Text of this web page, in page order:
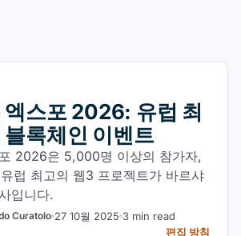
엑스포 2026: 유럽 최
블록체인 이벤트
2026은 5,000명 이상의 참가자,
럽 최고의 웹3 프로젝트가 바르샤
입니다.
Curatolo 27 10월 2025 3 min read
편집 방침